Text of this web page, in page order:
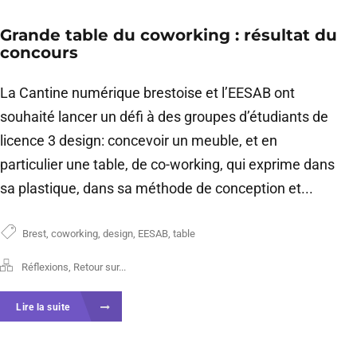
Grande table du coworking : résultat du
concours
La Cantine numérique brestoise et l’EESAB ont
souhaité lancer un défi à des groupes d’étudiants de
licence 3 design: concevoir un meuble, et en
particulier une table, de co-working, qui exprime dans
sa plastique, dans sa méthode de conception et...
Brest coworking design EESAB table
Réflexions Retour sur...
Lire la suite